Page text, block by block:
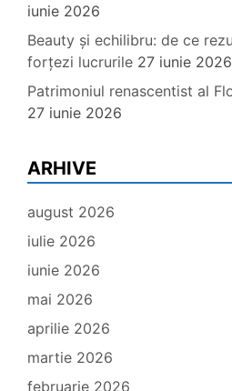
iunie 2026
Beauty și echilibru: de ce
forțezi lucrurile 27 iunie 2026
Patrimoniul renascentist al
27 iunie 2026
ARHIVE
august 2026
iulie 2026
iunie 2026
mai 2026
aprilie 2026
martie 2026
februarie 2026